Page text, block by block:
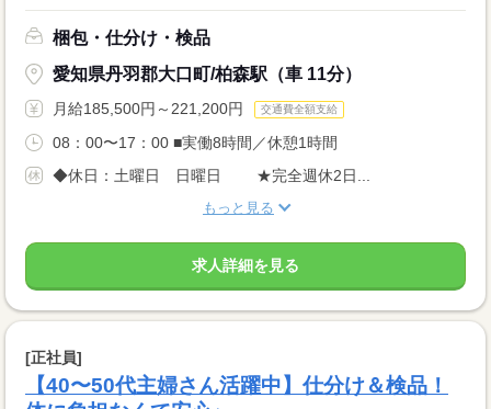
梱包・仕分け・検品
愛知県丹羽郡大口町/柏森駅（車 11分）
月給185,500円～221,200円 交通費全額支給
08：00〜17：00 ■実働8時間／休憩1時間
◆休日：土曜日 日曜日 ★完全週休2日...
もっと見る
求人詳細を見る
[正社員]
【40〜50代主婦さん活躍中】仕分け＆検品！